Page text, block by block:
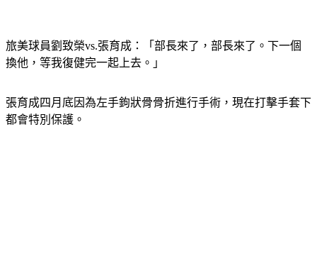
換他，等我復健完一起上去。」
都會特別保護。